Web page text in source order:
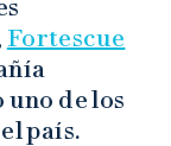
Fortescue
de los
país.